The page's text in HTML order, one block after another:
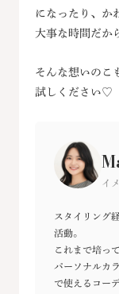
になったり、か
大事な時間だか
そんな想いのこ
試しください♡
イ
スタイリング
活動。
これまで培っ
パーソナルカ
で使えるコー